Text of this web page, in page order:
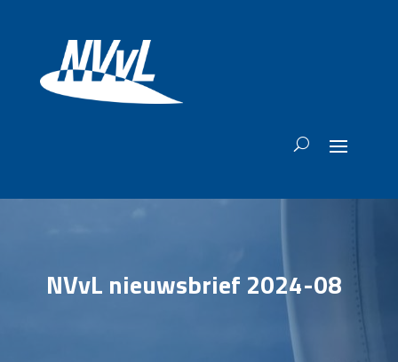
NVvL nieuwsbrief 2024-08